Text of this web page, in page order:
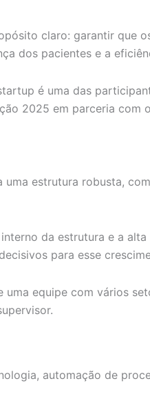
claro: garantir que
dos pacientes e a
é uma das
2025 em parceria com
estrutura robusta,
da estrutura e a
para esse
equipe com vários
automação de